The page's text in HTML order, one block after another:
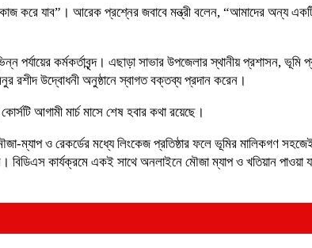
করে যাব”। আরেক প্রশ্নের জবাবে মন্ত্রী বলেন, “আমাদের অন্য একটি
কর্মকর্তাবৃন্দ। এছাড়া সাভার উপজেলার স্থানীয় প্রশাসন, ভূমি
রশীদ উদ্বোধনী অনুষ্ঠানে স্বাগত বক্তব্য প্রদান করেন।
আগামী মার্চ মাসে শেষ হবার কথা রয়েছে।
ম্যাপ ও রেকর্ডের মধ্যে লিংকেজ প্রতিষ্ঠার ফলে ভূমির মালিকগণ
বিডিএস কার্যক্রমে একই সাথে অনলাইনে মৌজা ম্যাপ ও খতিয়ান পাওয়া